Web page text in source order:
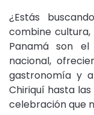
¿Estás
combine cultura,
Panamá son
nacional,
gastronomía y
Chiriquí hasta
celebración que